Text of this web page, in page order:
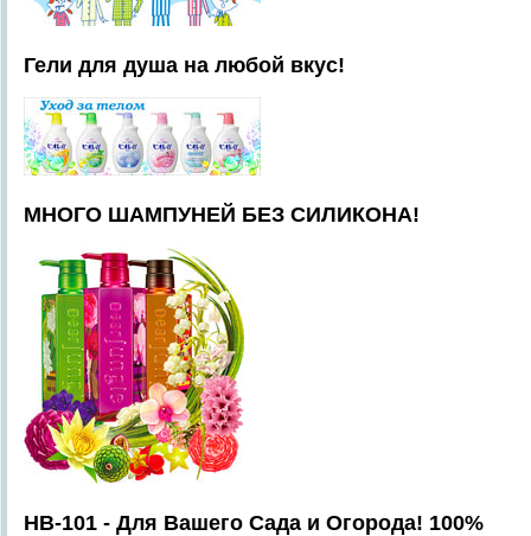
Гели для душа на любой вкус!
МНОГО ШАМПУНЕЙ БЕЗ СИЛИКОНА!
HB-101 - Для Вашего Сада и Огорода! 100%